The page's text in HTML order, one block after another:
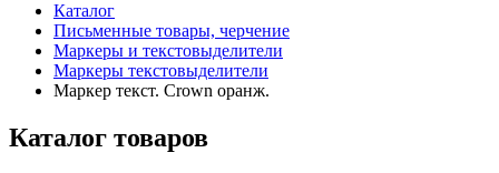
Каталог
Письменные товары, черчение
Маркеры и текстовыделители
Маркеры текстовыделители
Маркер текст. Crown оранж.
Каталог товаров